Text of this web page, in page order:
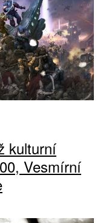
kulturní
Vesmírní